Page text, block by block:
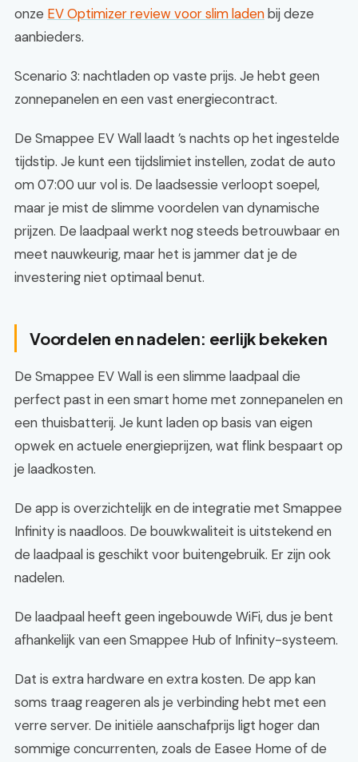
onze EV Optimizer review voor slim ladenbij deze
aanbieders.
Scenario 3: nachtladen op vaste prijs. Je hebt geen
zonnepanelen en een vast energiecontract.
De Smappee EV Wall laadt ’s nachts op het ingestelde
tijdstip. Je kunt een tijdslimiet instellen, zodat de auto
om 07:00 uur vol is. De laadsessie verloopt soepel,
maar je mist de slimme voordelen van dynamische
prijzen. De laadpaal werkt nog steeds betrouwbaar en
meet nauwkeurig, maar het is jammer dat je de
investering niet optimaal benut.
Voordelen en nadelen: eerlijk bekeken
De Smappee EV Wall is een slimme laadpaal die
perfect past in een smart home met zonnepanelen en
een thuisbatterij. Je kunt laden op basis van eigen
opwek en actuele energieprijzen, wat flink bespaart op
je laadkosten.
De app is overzichtelijk en de integratie met Smappee
Infinity is naadloos. De bouwkwaliteit is uitstekend en
de laadpaal is geschikt voor buitengebruik. Er zijn ook
nadelen.
De laadpaal heeft geen ingebouwde WiFi, dus je bent
afhankelijk van een Smappee Hub of Infinity-systeem.
Dat is extra hardware en extra kosten. De app kan
soms traag reageren als je verbinding hebt met een
verre server. De initiële aanschafprijs ligt hoger dan
sommige concurrenten, zoals de Easee Home of de